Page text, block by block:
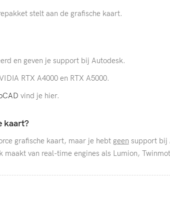
stelt aan de grafische kaart.
en geven je support bij Autodesk.
RTX A4000 en RTX A5000.
vind je hier.
kaart?
grafische kaart, maar je hebt geen support bij
van real-time engines als Lumion,